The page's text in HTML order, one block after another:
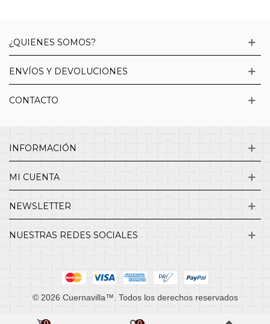
¿QUIENES SOMOS?
ENVÍOS Y DEVOLUCIONES
CONTACTO
INFORMACIÓN
MI CUENTA
NEWSLETTER
NUESTRAS REDES SOCIALES
© 2026 Cuernavilla™. Todos los derechos reservados